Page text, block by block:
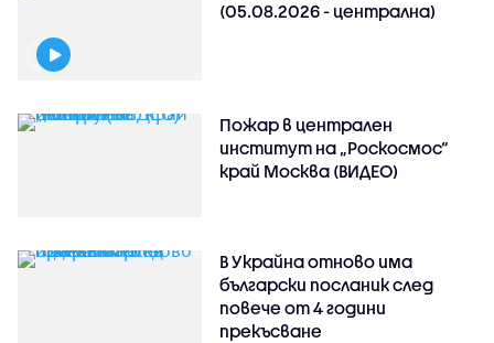
(05.08.2026 - централна)
Пожар в централен
институт на „Роскосмос“
край Москва (ВИДЕО)
В Украйна отново има
български посланик след
повече от 4 години
прекъсване